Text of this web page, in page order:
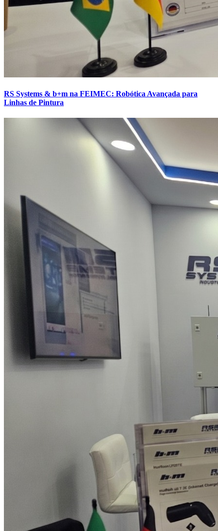
RS Systems & b+m na FEIMEC: Robótica Avançada para
Linhas de Pintura